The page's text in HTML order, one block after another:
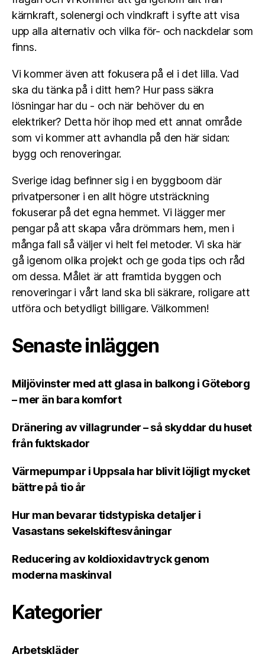
kärnkraft, solenergi och vindkraft i syfte att visa
upp alla alternativ och vilka för- och nackdelar som
finns.
Vi kommer även att fokusera på el i det lilla. Vad
ska du tänka på i ditt hem? Hur pass säkra
lösningar har du - och när behöver du en
elektriker? Detta hör ihop med ett annat område
som vi kommer att avhandla på den här sidan:
bygg och renoveringar.
Sverige idag befinner sig i en byggboom där
privatpersoner i en allt högre utsträckning
fokuserar på det egna hemmet. Vi lägger mer
pengar på att skapa våra drömmars hem, men i
många fall så väljer vi helt fel metoder. Vi ska här
gå igenom olika projekt och ge goda tips och råd
om dessa. Målet är att framtida byggen och
renoveringar i vårt land ska bli säkrare, roligare att
utföra och betydligt billigare. Välkommen!
Senaste inläggen
Miljövinster med att glasa in balkong i Göteborg
– mer än bara komfort
Dränering av villagrunder – så skyddar du huset
från fuktskador
Värmepumpar i Uppsala har blivit löjligt mycket
bättre på tio år
Hur man bevarar tidstypiska detaljer i
Vasastans sekelskiftesvåningar
Reducering av koldioxidavtryck genom
moderna maskinval
Kategorier
Arbetskläder